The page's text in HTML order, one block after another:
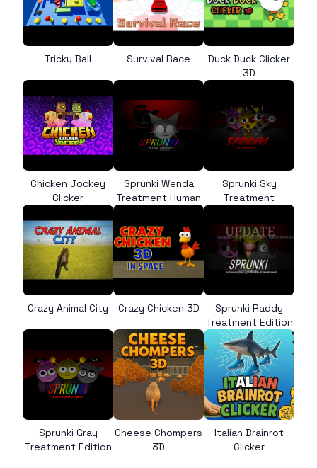
Tricky Ball Survival Race
Duck Duck Clicker
3D
Chicken Jockey
Clicker
Sprunki Wenda
Treatment Human
Sprunki Sky
Treatment
Crazy Animal City Crazy Chicken 3D
Sprunki Raddy
Treatment Edition
Sprunki Gray
Treatment Edition
Cheese Chompers
3D
Italian Brainrot
Clicker